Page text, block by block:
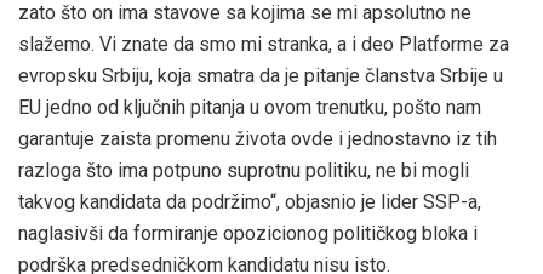
zato što on ima stavove sa kojima se mi apsolutno ne
slažemo. Vi znate da smo mi stranka, a i deo Platforme za
evropsku Srbiju, koja smatra da je pitanje članstva Srbije u
EU jedno od ključnih pitanja u ovom trenutku, pošto nam
garantuje zaista promenu života ovde i jednostavno iz tih
razloga što ima potpuno suprotnu politiku, ne bi mogli
takvog kandidata da podržimo“, objasnio je lider SSP-a,
naglasivši da formiranje opozicionog političkog bloka i
podrška predsedničkom kandidatu nisu isto.